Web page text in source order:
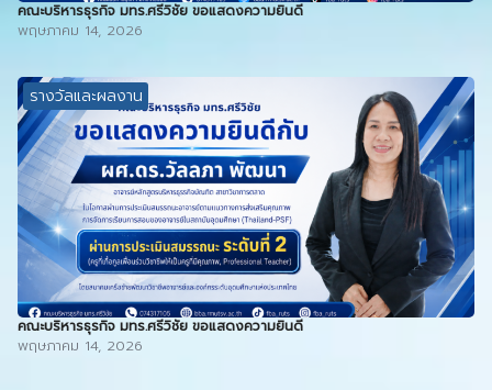
คณะบริหารธุรกิจ มทร.ศรีวิชัย ขอแสดงความยินดี
พฤษภาคม 14, 2026
รางวัลและผลงาน
คณะบริหารธุรกิจ มทร.ศรีวิชัย ขอแสดงความยินดี
พฤษภาคม 14, 2026